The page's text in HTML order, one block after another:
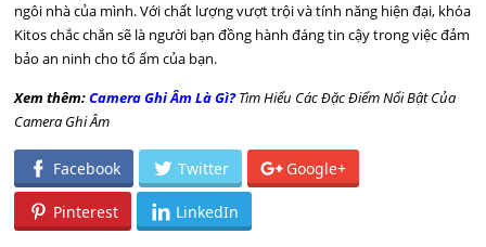
ngôi nhà của mình. Với chất lượng vượt trội và tính năng hiện đại, khóa
Kitos chắc chắn sẽ là người bạn đồng hành đáng tin cậy trong việc đảm
bảo an ninh cho tổ ấm của bạn.
Xem thêm:Camera Ghi Âm Là Gì? Tìm Hiểu Các Đặc Điểm Nổi Bật Của
Camera Ghi Âm
Facebook Twitter Google+
Pinterest LinkedIn